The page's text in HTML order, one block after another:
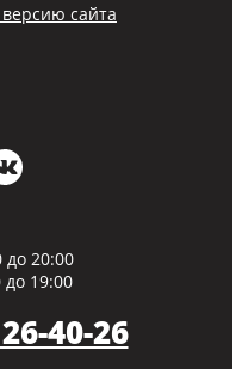
до 20:00
до 19:00
40-26
сайта